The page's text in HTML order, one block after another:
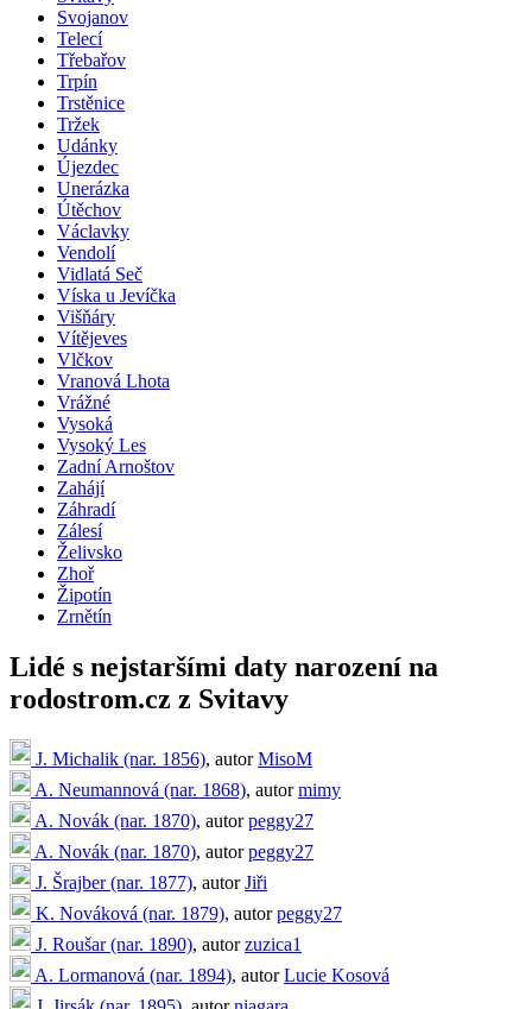
Svojanov
Telecí
Třebařov
Trpín
Trstěnice
Tržek
Udánky
Újezdec
Unerázka
Útěchov
Václavky
Vendolí
Vidlatá Seč
Víska u Jevíčka
Višňáry
Vítějeves
Vlčkov
Vranová Lhota
Vrážné
Vysoká
Vysoký Les
Zadní Arnoštov
Zahájí
Záhradí
Zálesí
Želivsko
Zhoř
Žipotín
Zrnětín
Lidé s nejstaršími daty narození na
rodostrom.cz z Svitavy
J. Michalik (nar. 1856), autorMisoM
A. Neumannová (nar. 1868), autormimy
A. Novák (nar. 1870), autorpeggy27
A. Novák (nar. 1870), autorpeggy27
J. Šrajber (nar. 1877), autorJiři
K. Nováková (nar. 1879), autorpeggy27
J. Roušar (nar. 1890), autorzuzica1
A. Lormanová (nar. 1894), autorLucie Kosová